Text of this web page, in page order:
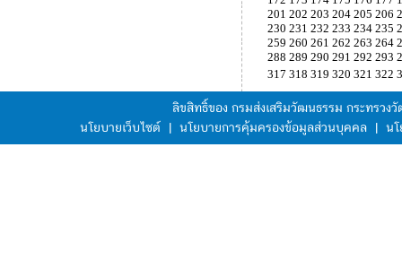
201 202 203 204 205 206
230 231 232 233 234 235
259 260 261 262 263 264
288 289 290 291 292 293
317 318 319 320 321 322
ลิขสิทธิ์ของ กรมส่งเสริมวัฒนธรรม กระทรว
นโยบายเว็บไซต์
| นโยบายการคุ้มครองข้อมูลส่วนบุคคล | น